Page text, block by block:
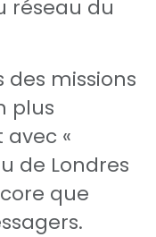
réseau du
des missions
plus
«
de Londres
que